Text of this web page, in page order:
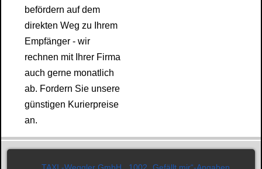
befördern auf dem
direkten Weg zu Ihrem
Empfänger - wir
rechnen mit Ihrer Firma
auch gerne monatlich
ab. Fordern Sie unsere
günstigen Kurierpreise
an.